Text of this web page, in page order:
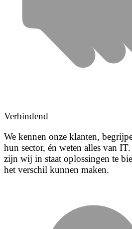
Verbindend
We kennen onze klanten,
hun sector, én weten alles van
zijn wij in staat oplossingen te
het verschil kunnen maken.